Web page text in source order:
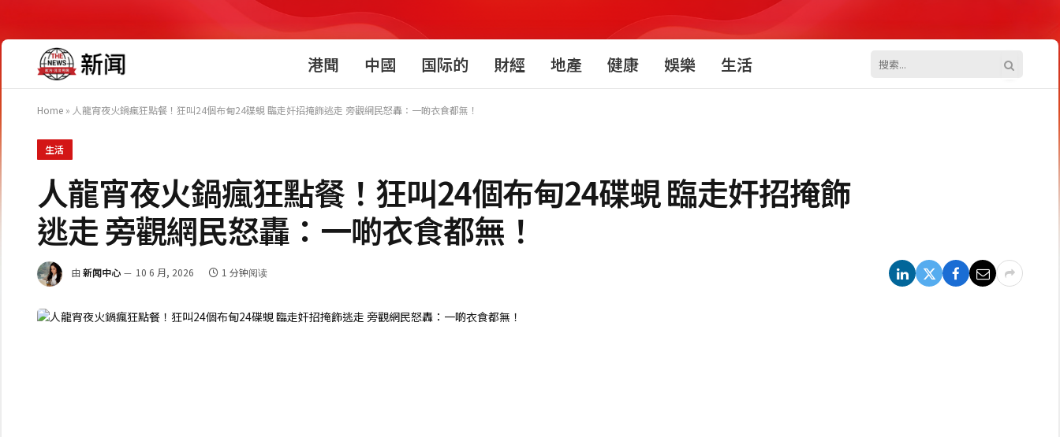
港聞 中國 国际的 財經 地產 健康 娛樂 生活
Home » 人龍宵夜火鍋瘋狂點餐！狂叫24個布甸24碟蜆 臨走奸招掩飾逃走 旁觀網民怒轟：一啲衣食都無！
生活
人龍宵夜火鍋瘋狂點餐！狂叫24個布甸24碟蜆 臨走奸招掩飾
逃走 旁觀網民怒轟：一啲衣食都無！
由 新闻中心 10 6 月, 2026 1 分钟阅读